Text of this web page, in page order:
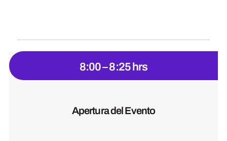
8:00 – 8:25 hrs
Apertura del Evento